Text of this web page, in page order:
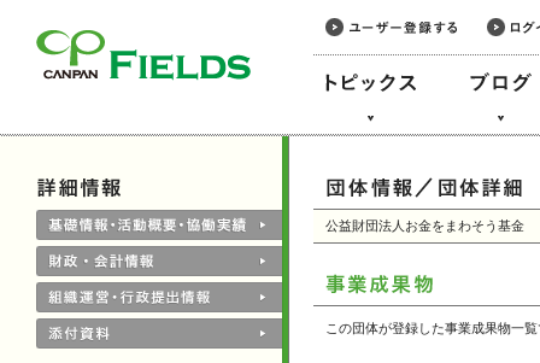
公益財団法人お金をまわそう基金
この団体が登録した事業成果物一